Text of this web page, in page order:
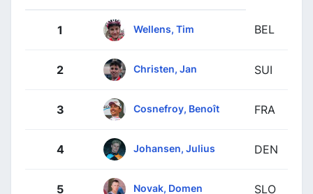
1 Wellens, Tim BEL
2 Christen, Jan SUI
3 Cosnefroy, Benoît FRA
4 Johansen, Julius DEN
5 Novak, Domen SLO